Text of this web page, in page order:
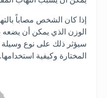
إذا كان الشخص مصاباً
الوزن الذي يمكن أن
سيؤثر ذلك على نوع
المختارة وكيفية استخدامها.